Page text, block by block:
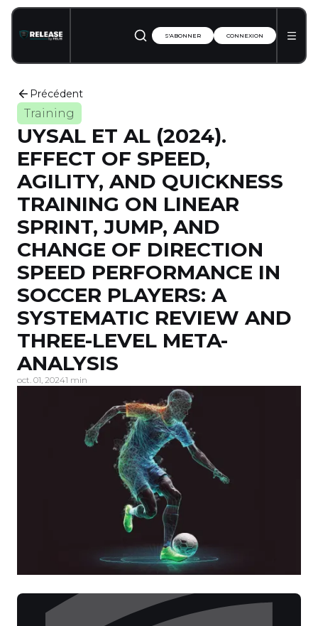
S'ABONNER CONNEXION
Précédent
Training
UYSAL ET AL (2024).
EFFECT OF SPEED,
AGILITY, AND QUICKNESS
TRAINING ON LINEAR
SPRINT, JUMP, AND
CHANGE OF DIRECTION
SPEED PERFORMANCE IN
SOCCER PLAYERS: A
SYSTEMATIC REVIEW AND
THREE-LEVEL META-
ANALYSIS
oct. 01, 20241 min